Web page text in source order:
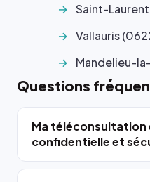
Saint-
Vallauris
Mandelieu-
Questions
Ma téléconsultation
confidentielle et